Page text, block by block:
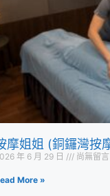
摩姐姐 (銅鑼灣按
年 6 月 29 日 尚無留言
More »